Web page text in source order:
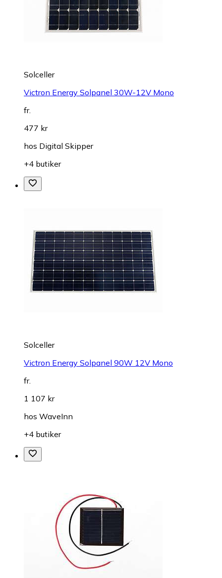
Solceller
Victron Energy Solpanel 30W-12V Mono
fr.
477 kr
hos Digital Skipper
+4 butiker
Solceller
Victron Energy Solpanel 90W 12V Mono
fr.
1 107 kr
hos WaveInn
+4 butiker